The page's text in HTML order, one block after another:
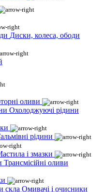
Диски, колеса, ободи
оливи
Охолоджуючі рідини
рідини
і змазки
Трансмісійні оливи
Омивачі і очисники